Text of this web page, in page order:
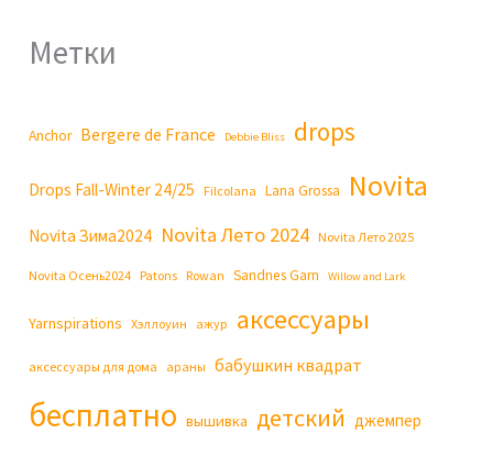
Метки
Anchor Bergere de France Debbie Bliss drops
Drops Fall-Winter 24/25 Filcolana Lana Grossa Novita
Novita Зима2024 Novita Лето 2024 Novita Лето 2025
Novita Осень2024 Patons Rowan Sandnes Garn Willow and Lark
Yarnspirations Хэллоуин ажур аксессуары
аксессуары для дома араны бабушкин квадрат
бесплатно вышивка детский джемпер